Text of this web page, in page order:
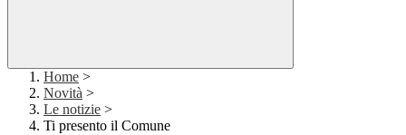
Home >
Novità >
Le notizie >
Ti presento il Comune